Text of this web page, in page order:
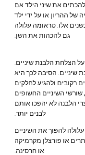
להכתים את שיני הילד אם
ההריון או על ידי ילד
בשנים אלו. טראומה עלולה
גם להכהות את השן.
הצלחת הלבנת שיניים.
שיניים. הסיבה לכך היא
רקובים ולהגיע לחלקים
שורשי השיניים החשופים
הלבנה לא יהפכו אותם
לבנים יותר.
להפוך את השיניים
או פורצלן מקרמיקה
או חרסינה.